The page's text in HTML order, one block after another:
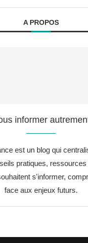
A PROPOS
informer
est un blog qui
pratiques, ressources
s'informer,
face aux enjeux futurs.